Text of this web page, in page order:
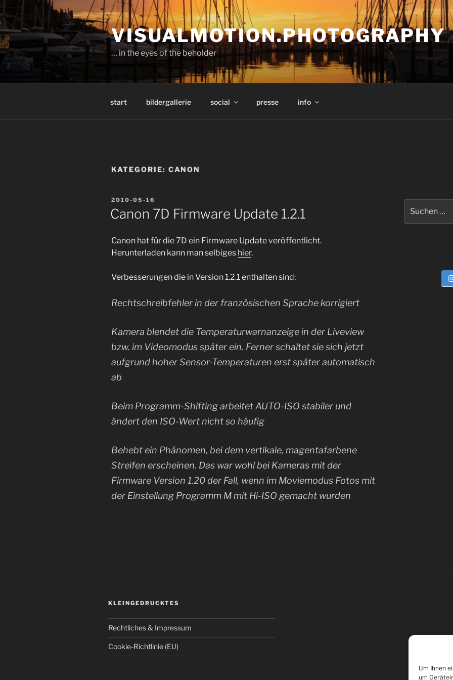
Um Ihnen
um
Inhalt
springen
VISUALMOTION.PHOTOGRAPHY
… in the eyes of the beholder
start bildergallerie social presse info
KATEGORIE: CANON
VERÖFFENTLICHT
AM
2010-05-16
Canon 7D Firmware Update 1.2.1
Canon hat für die 7D ein Firmware Update veröffentlicht.
Herunterladen kann man selbiges hier.
Verbesserungen die in Version 1.2.1 enthalten sind:
Rechtschreibfehler in der französischen Sprache korrigiert
Kamera blendet die Temperaturwarnanzeige in der Liveview
bzw. im Videomodus später ein. Ferner schaltet sie sich jetzt
aufgrund hoher Sensor-Temperaturen erst später automatisch
ab
Beim Programm-Shifting arbeitet AUTO-ISO stabiler und
ändert den ISO-Wert nicht so häufig
Behebt ein Phänomen, bei dem vertikale, magentafarbene
Streifen erscheinen. Das war wohl bei Kameras mit der
Firmware Version 1.20 der Fall, wenn im Moviemodus Fotos mit
der Einstellung Programm M mit Hi-ISO gemacht wurden
nach:
KLEINGEDRUCKTES
Rechtliches & Impressum
Cookie-Richtlinie (EU)